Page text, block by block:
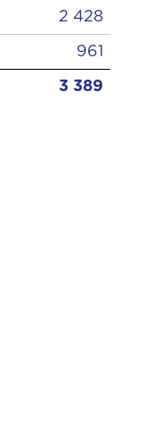
2 428
961
3 389